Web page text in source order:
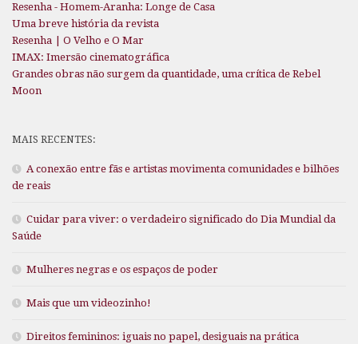
Resenha - Homem-Aranha: Longe de Casa
Uma breve história da revista
Resenha | O Velho e O Mar
IMAX: Imersão cinematográfica
Grandes obras não surgem da quantidade, uma crítica de Rebel
Moon
MAIS RECENTES:
A conexão entre fãs e artistas movimenta comunidades e bilhões
de reais
Cuidar para viver: o verdadeiro significado do Dia Mundial da
Saúde
Mulheres negras e os espaços de poder
Mais que um videozinho!
Direitos femininos: iguais no papel, desiguais na prática